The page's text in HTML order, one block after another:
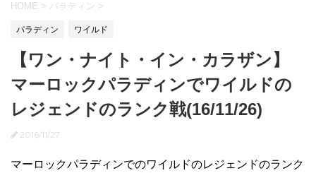
HOME > パラディン >
パラディン ワイルド
【ワン・ナイト・イン・カラザン】
マーロックパラディンでワイルドの
レジェンドのランク戦(16/11/26)
2016/11/27
マーロックパラディンでのワイルドのレジェンドのランク